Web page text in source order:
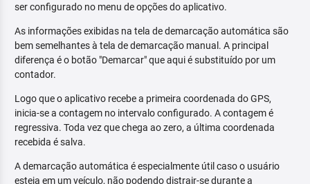
ser configurado no menu de opções do aplicativo.
As informações exibidas na tela de demarcação automática são
bem semelhantes à tela de demarcação manual. A principal
diferença é o botão "Demarcar" que aqui é substituído por um
contador.
Logo que o aplicativo recebe a primeira coordenada do GPS,
inicia-se a contagem no intervalo configurado. A contagem é
regressiva. Toda vez que chega ao zero, a última coordenada
recebida é salva.
A demarcação automática é especialmente útil caso o usuário
esteja em um veículo, não podendo distrair-se durante a